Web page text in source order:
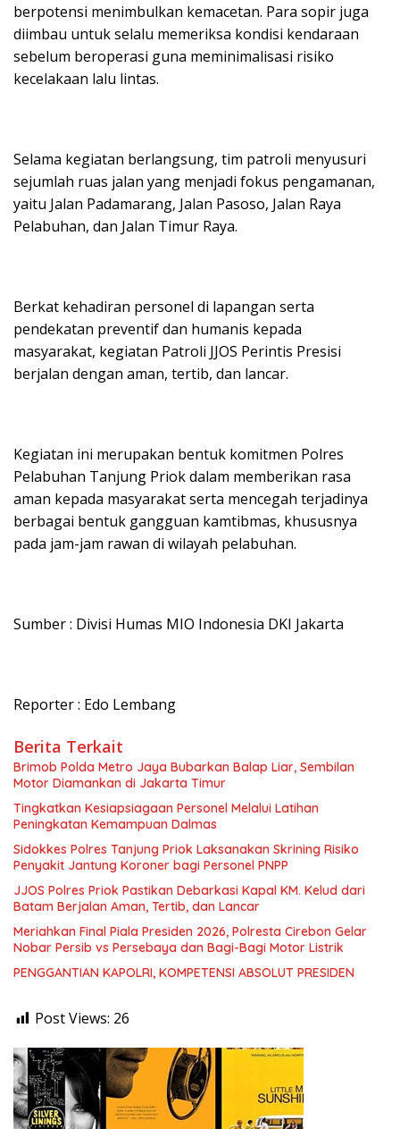
berpotensi menimbulkan kemacetan. Para sopir juga
diimbau untuk selalu memeriksa kondisi kendaraan
sebelum beroperasi guna meminimalisasi risiko
kecelakaan lalu lintas.
Selama kegiatan berlangsung, tim patroli menyusuri
sejumlah ruas jalan yang menjadi fokus pengamanan,
yaitu Jalan Padamarang, Jalan Pasoso, Jalan Raya
Pelabuhan, dan Jalan Timur Raya.
Berkat kehadiran personel di lapangan serta
pendekatan preventif dan humanis kepada
masyarakat, kegiatan Patroli JJOS Perintis Presisi
berjalan dengan aman, tertib, dan lancar.
Kegiatan ini merupakan bentuk komitmen Polres
Pelabuhan Tanjung Priok dalam memberikan rasa
aman kepada masyarakat serta mencegah terjadinya
berbagai bentuk gangguan kamtibmas, khususnya
pada jam-jam rawan di wilayah pelabuhan.
Sumber : Divisi Humas MIO Indonesia DKI Jakarta
Reporter : Edo Lembang
Berita Terkait
Brimob Polda Metro Jaya Bubarkan Balap Liar, Sembilan
Motor Diamankan di Jakarta Timur
Tingkatkan Kesiapsiagaan Personel Melalui Latihan
Peningkatan Kemampuan Dalmas
Sidokkes Polres Tanjung Priok Laksanakan Skrining Risiko
Penyakit Jantung Koroner bagi Personel PNPP
JJOS Polres Priok Pastikan Debarkasi Kapal KM. Kelud dari
Batam Berjalan Aman, Tertib, dan Lancar
Meriahkan Final Piala Presiden 2026, Polresta Cirebon Gelar
Nobar Persib vs Persebaya dan Bagi-Bagi Motor Listrik
PENGGANTIAN KAPOLRI, KOMPETENSI ABSOLUT PRESIDEN
Post Views: 26